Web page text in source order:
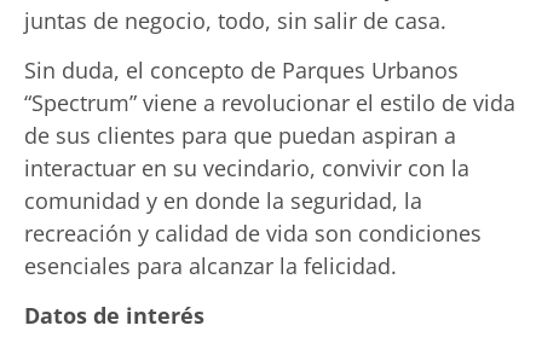
juntas de negocio, todo, sin salir de casa.
Sin duda, el concepto de Parques Urbanos
“Spectrum” viene a revolucionar el estilo de vida
de sus clientes para que puedan aspiran a
interactuar en su vecindario, convivir con la
comunidad y en donde la seguridad, la
recreación y calidad de vida son condiciones
esenciales para alcanzar la felicidad.
Datos de interés